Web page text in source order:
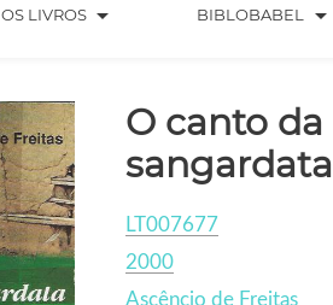
OS LIVROS arrow_drop_down BIBLOBABEL arrow_drop_down
O canto da
sangardata
LT007677
2000
Ascêncio de Freitas